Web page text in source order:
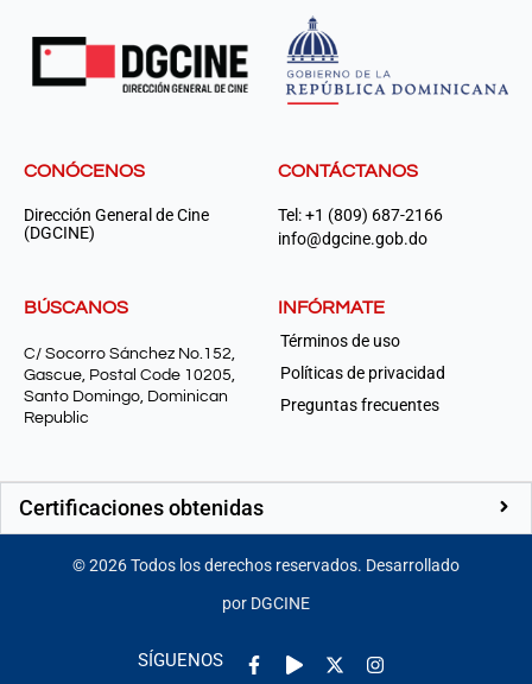
CONÓCENOS
Dirección General de Cine
(DGCINE)
CONTÁCTANOS
Tel: +1 (809) 687-2166
info@dgcine.gob.do
BÚSCANOS
C/ Socorro Sánchez No.152,
Gascue, Postal Code 10205,
Santo Domingo, Dominican
Republic
INFÓRMATE
Términos de uso
Políticas de privacidad
Preguntas frecuentes
Certificaciones obtenidas
©2026Todos los derechos reservados. Desarrollado
por DGCINE
SÍGUENOS
Facebook-
f
Play Instagram